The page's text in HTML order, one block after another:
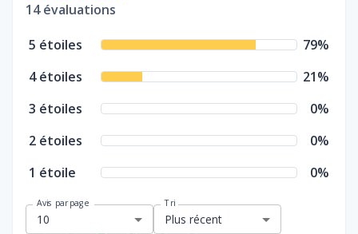
14 évaluations
5 étoiles 79%
4 étoiles 21%
3 étoiles 0%
2 étoiles 0%
1 étoile 0%
Avis par page
10
Tri
Plus récent